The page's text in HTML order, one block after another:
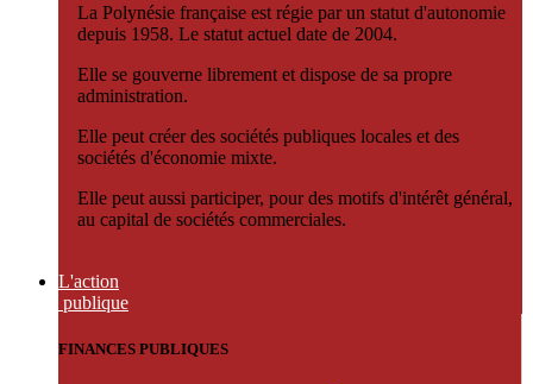
La Polynésie française est régie par un statut d'autonomie
depuis 1958. Le statut actuel date de 2004.
Elle se gouverne librement et dispose de sa propre
administration.
Elle peut créer des sociétés publiques locales et des
sociétés d'économie mixte.
Elle peut aussi participer, pour des motifs d'intérêt général,
au capital de sociétés commerciales.
L'action
publique
FINANCES PUBLIQUES